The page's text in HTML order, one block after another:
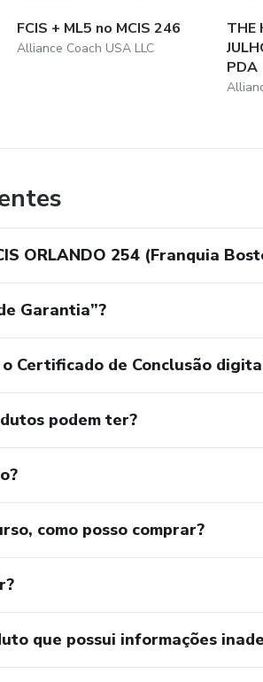
FCIS + ML5 no MCIS 246
Alliance Coach USA LLC
THE
PDA
ORLANDO 254 (Franquia
Garantia”?
Certificado de Conclusão
podem ter?
como posso comprar?
que possui informações